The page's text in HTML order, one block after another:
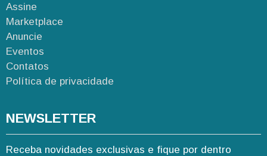
Assine
Marketplace
Anuncie
Eventos
Contatos
Política de privacidade
NEWSLETTER
Receba novidades exclusivas e fique por dentro